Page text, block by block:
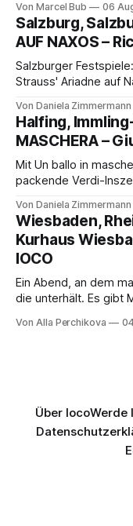
eine bildgewaltige
die komplexe Partitur
Franziskus.
Von Marcel Bub 06
Salzburg,
AUF NAXOS –
Salzburger
Strauss' Ariadne auf
Aufführung mit
Philharmonikern,
hinter den
Von Daniela Zimmermann
Halfing,
MASCHERA –
Mit Un ballo in
packende Verdi-
psychologische Tiefe
einem spielfreudigen
überzeugenden
Von Daniela Zimmermann
Wiesbaden,
Kurhaus
IOCO
Ein Abend, an dem man das
die unterhält. Es gibt
Genau so war der
Von Alla Perchikova
Über IocoWerde